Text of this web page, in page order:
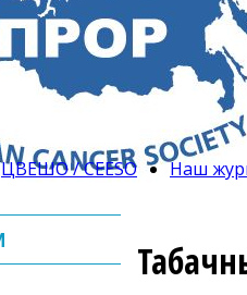
ЦВЕШО / CEESO Наш